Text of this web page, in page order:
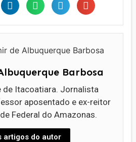
Barbosa
de Itacoatiara. Jornalista
aposentado e ex-reitor
Federal do Amazonas.
artigos do autor